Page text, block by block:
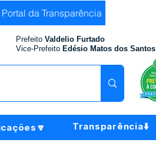
Portal da Transparência
Prefeito Valdelio Furtado
Vice-Prefeito Edésio Matos dos Santos
Transparência⬇️